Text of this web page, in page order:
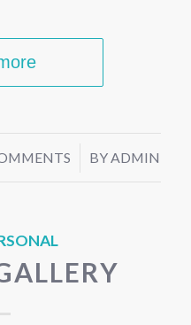
/ BYADMIN